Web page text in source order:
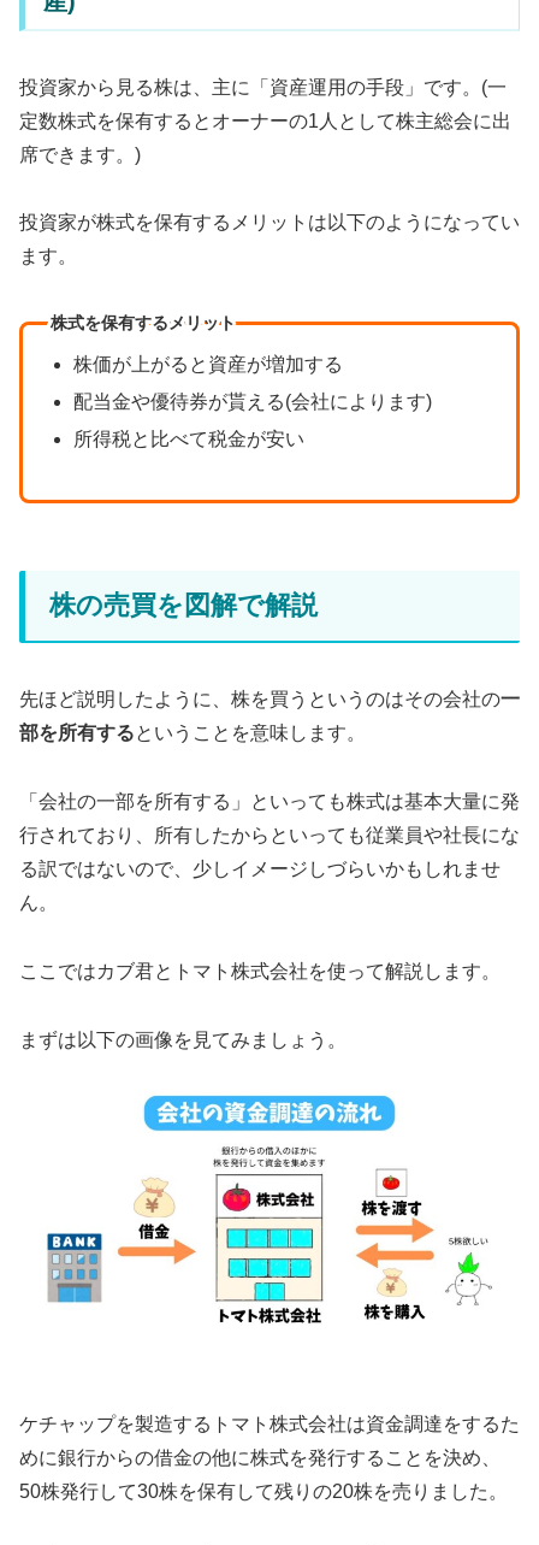
投資家から見る株は、主に「資産運用の手段」です。(一
定数株式を保有するとオーナーの1人として株主総会に出
席できます。)
投資家が株式を保有するメリットは以下のようになってい
ます。
株式を保有するメリット
株価が上がると資産が増加する
配当金や優待券が貰える(会社によります)
所得税と比べて税金が安い
株の売買を図解で解説
先ほど説明したように、株を買うというのはその会社の一
部を所有するということを意味します。
「会社の一部を所有する」といっても株式は基本大量に発
行されており、所有したからといっても従業員や社長にな
る訳ではないので、少しイメージしづらいかもしれませ
ん。
ここではカブ君とトマト株式会社を使って解説します。
まずは以下の画像を見てみましょう。
ケチャップを製造するトマト株式会社は資金調達をするた
めに銀行からの借金の他に株式を発行することを決め、
50株発行して30株を保有して残りの20株を売りました。